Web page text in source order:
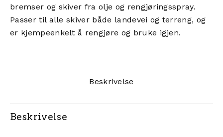
bremser og skiver fra olje og rengjøringsspray.
Passer til alle skiver både landevei og terreng, og
er kjempeenkelt å rengjøre og bruke igjen.
Beskrivelse
Beskrivelse